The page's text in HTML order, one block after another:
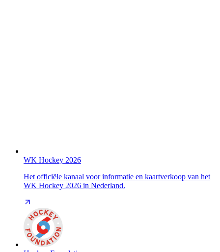
WK Hockey 2026
Het officiële kanaal voor informatie en kaartverkoop van het
WK Hockey 2026 in Nederland.